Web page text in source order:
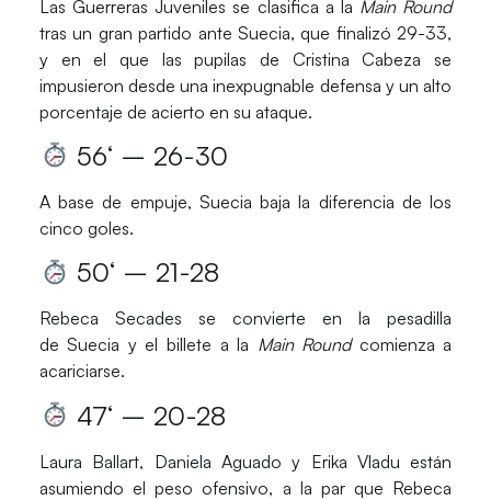
Las Guerreras Juveniles se clasifica a la Main Round
tras un gran partido ante Suecia, que finalizó 29-33,
y en el que las pupilas de Cristina Cabeza se
impusieron desde una inexpugnable defensa y un alto
porcentaje de acierto en su ataque.
56‘ – 26-30
A base de empuje, Suecia baja la diferencia de los
cinco goles.
50‘ – 21-28
Rebeca Secades se convierte en la pesadilla
deSuecia y el billete a la Main Roundcomienza a
acariciarse.
47‘ – 20-28
Laura Ballart, Daniela Aguadoy Erika Vladu están
asumiendo el peso ofensivo, a la par que Rebeca